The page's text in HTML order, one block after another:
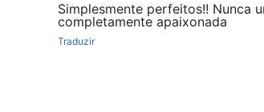
Simplesmente perfeitos!! Nunca
completamente apaixonada
Traduzir